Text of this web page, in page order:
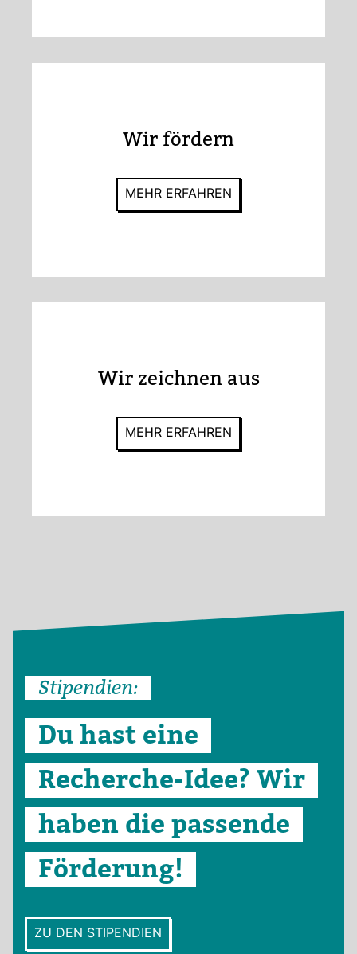
Wir för­dern
MEHR ERFAHREN
Wir zeichnen aus
MEHR ERFAHREN
Sti­pen­dien:
Du hast eine
Recherche-​Idee? Wir
haben die pas­sende
För­de­rung!
ZU DEN STI­PEN­DIEN